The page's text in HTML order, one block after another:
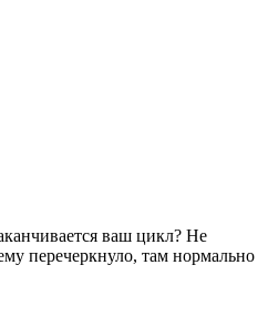
ваш цикл? Не
перечеркнуло, там нормально